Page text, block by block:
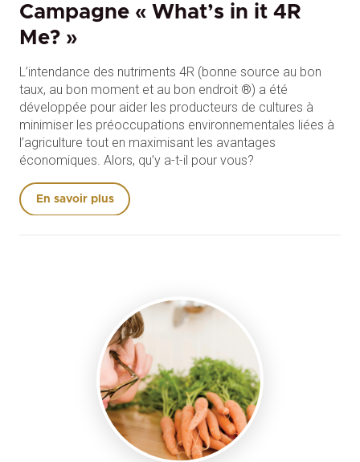
Campagne « What’s in it 4R
Me? »
L’intendance des nutriments 4R (bonne source au bon
taux, au bon moment et au bon endroit ®) a été
développée pour aider les producteurs de cultures à
minimiser les préoccupations environnementales liées à
l’agriculture tout en maximisant les avantages
économiques. Alors, qu’y a-t-il pour vous?
En savoir plus